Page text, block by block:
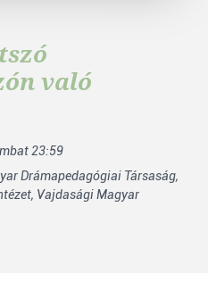
való
23:59
Drámapedagógiai Társaság,
Vajdasági Magyar